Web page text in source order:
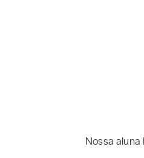
Nossa